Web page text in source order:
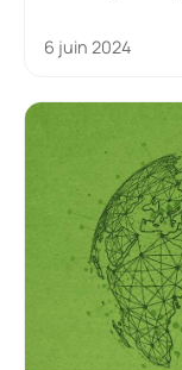
6 juin 2024